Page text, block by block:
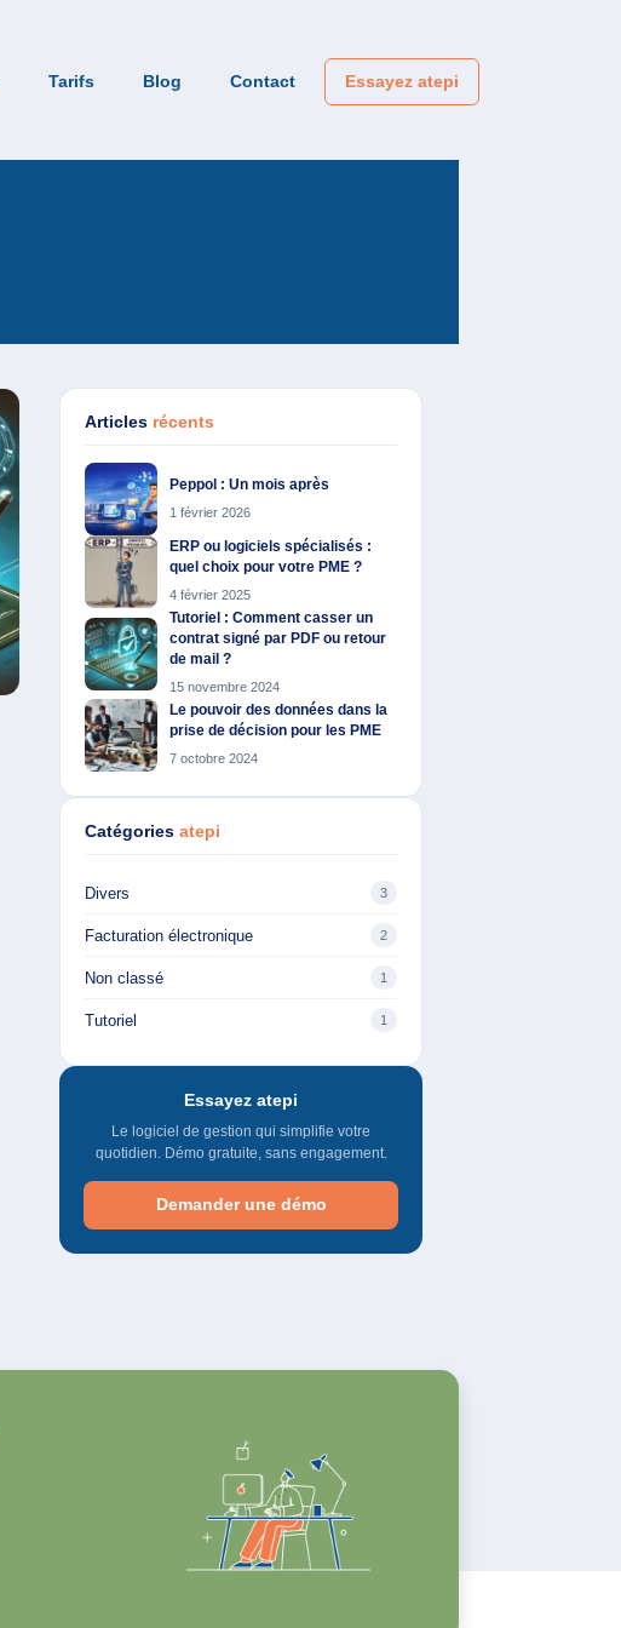
Tarifs Blog Contact Essayez atepi
Articles récents
Peppol : Un mois après
1 février 2026
ERP ou logiciels spécialisés :
quel choix pour votre PME ?
4 février 2025
Tutoriel : Comment casser un
contrat signé par PDF ou retour
de mail ?
15 novembre 2024
Le pouvoir des données dans la
prise de décision pour les PME
7 octobre 2024
Catégories atepi
Divers 3
Facturation électronique 2
Non classé 1
Tutoriel 1
Essayez atepi
Le logiciel de gestion qui simplifie votre
quotidien. Démo gratuite, sans engagement.
Demander une démo